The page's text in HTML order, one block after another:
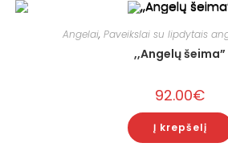
Angelai, Paveikslai su lipdytais
,,Angelų šeima”
92.00€
Į krepšelį